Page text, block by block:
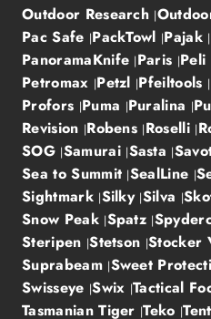
Outdoor Research
Pac Safe PackTowl Pajak
PanoramaKnife Paris Peli
Petromax Petzl Pfeiltools
Profors Puma Puralina
Revision Robens Roselli
SOG Samurai Sasta
Sea to Summit SealLine
Sightmark Silky Silva
Snow Peak Spatz
Steripen Stetson Stocker
Suprabeam Sweet
Swisseye Swix Tactical
Tasmanian Tiger Teko